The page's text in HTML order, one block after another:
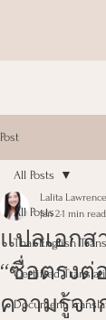
Post
All Posts
Thai-English
Certified
Document
All Posts
แปลเอกส
“ซื่อตรงต่
ความรู้จ
Lalita Lawrence
Jan 21 min read